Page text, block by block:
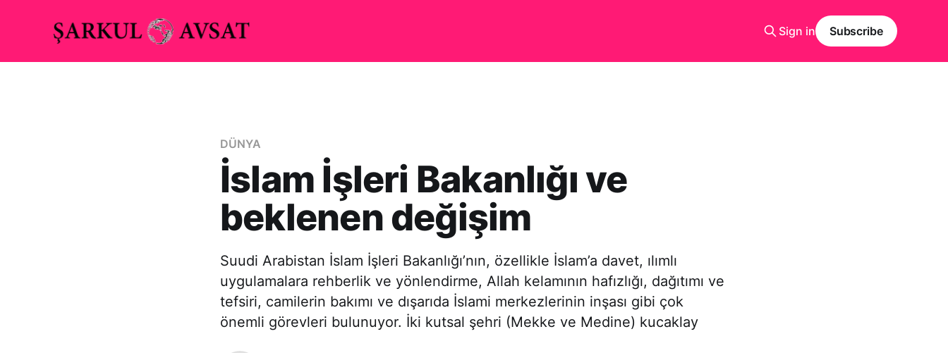
Sign in Subscribe
DÜNYA
İslam İşleri Bakanlığı ve
beklenen değişim
Suudi Arabistan İslam İşleri Bakanlığı’nın, özellikle İslam’a davet, ılımlı
uygulamalara rehberlik ve yönlendirme, Allah kelamının hafızlığı, dağıtımı ve
tefsiri, camilerin bakımı ve dışarıda İslami merkezlerinin inşası gibi çok
önemli görevleri bulunuyor. İki kutsal şehri (Mekke ve Medine) kucaklay